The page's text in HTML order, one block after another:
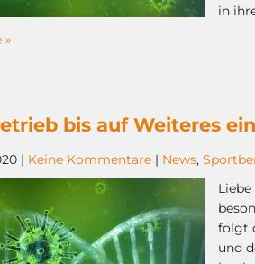
in
»
bis auf Weiteres
| Keine Kommentare | News,
folgt
und